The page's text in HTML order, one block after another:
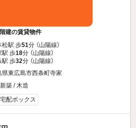
建の賃貸物件
松駅 歩51分 （山陽線）
駅 歩18分 （山陽線）
駅 歩32分 （山陽線）
県東広島市西条町寺家
築 / 木造
宅配ボックス